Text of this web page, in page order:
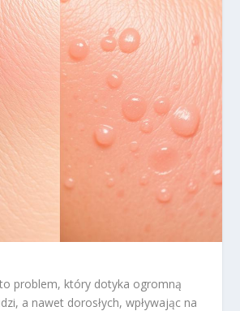
problem, który dotyka ogromną
a nawet dorosłych, wpływając na